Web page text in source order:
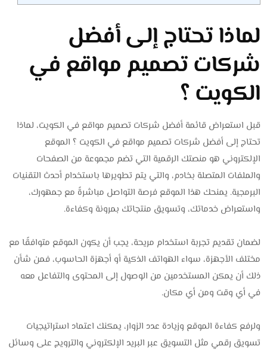
لماذا تحتاج إلى أفضل
شركات تصميم مواقع في
الكويت ؟
قبل استعراض قائمة أفضل شركات تصميم مواقع في الكويت، لماذا
تحتاج إلى أفضل شركات تصميم مواقع في الكويت ؟ الموقع
الإلكتروني هو منصتك الرقمية التي تضم مجموعة من الصفحات
والملفات المتصلة بخادم، والتي يتم تطويرها باستخدام أحدث التقنيات
البرمجية. يمنحك هذا الموقع فرصة التواصل مباشرةً مع جمهورك،
واستعراض خدماتك، وتسويق منتجاتك بمرونة وكفاءة.
لضمان تقديم تجربة استخدام مريحة، يجب أن يكون الموقع متوافقًا مع
مختلف الأجهزة، سواء الهواتف الذكية أو أجهزة الحاسوب، فمن شأن
ذلك أن يمكن المستخدمين من الوصول إلى المحتوى والتفاعل معه
في أي وقت ومن أي مكان.
ولرفع كفاءة الموقع وزيادة عدد الزوار، يمكنك اعتماد استراتيجيات
تسويق رقمي مثل التسويق عبر البريد الإلكتروني والترويج على وسائل